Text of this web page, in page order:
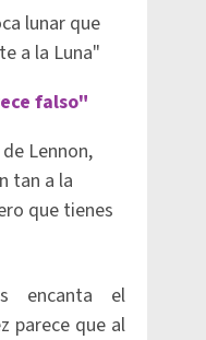
lunar que
a la Luna"
falso"
Lennon,
tan a la
que tienes
encanta el
parece que al